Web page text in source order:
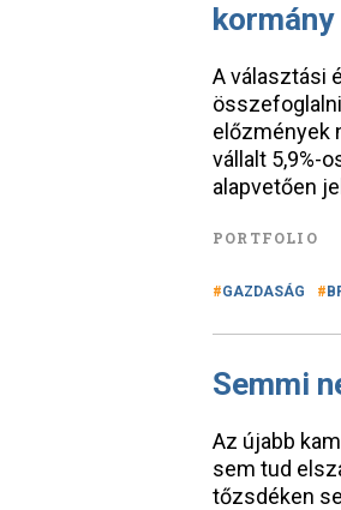
kormány
A választási
előzmények
vállalt 5,9%-
alapvetően
PORTFOLIO
GAZDASÁG
Semmi
Az újabb
sem tud
tőzsdéken